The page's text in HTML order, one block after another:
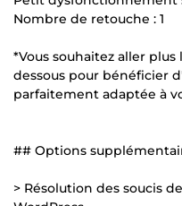
Nombre de retouche : 1
*Vous souhaitez aller
dessous pour bénéficier
parfaitement adaptée à
## Options
> Résolution des soucis